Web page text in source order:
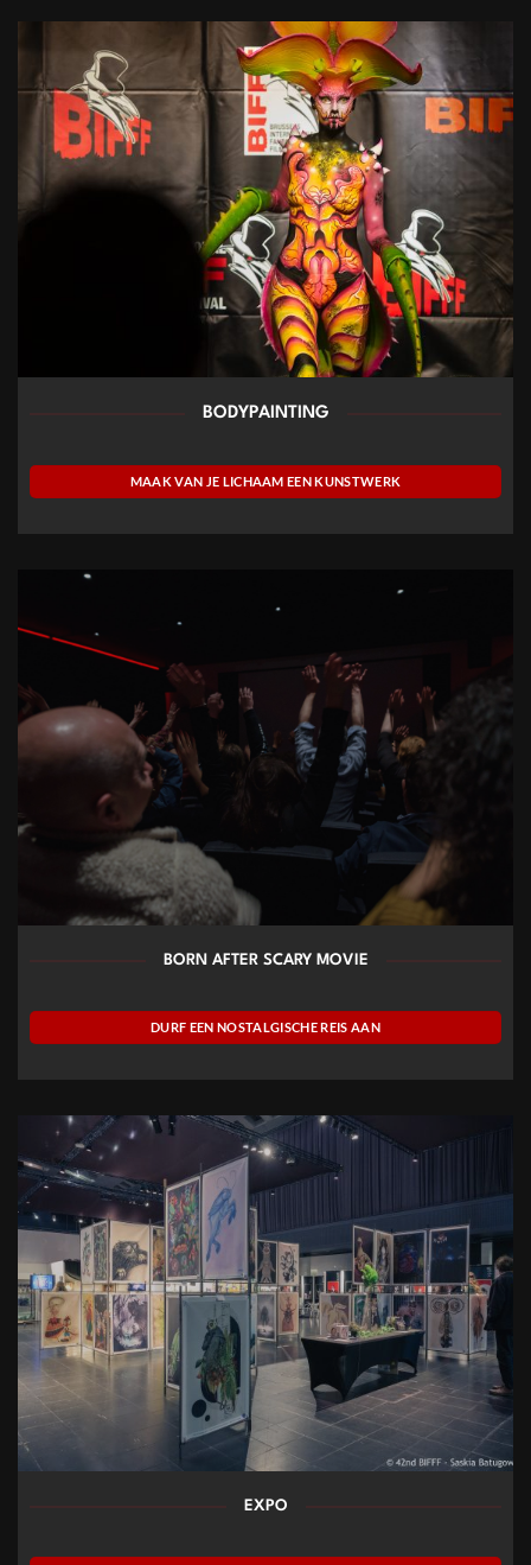
BODYPAINTING
MAAK VAN JE LICHAAM EEN KUNSTWERK
BORN AFTER SCARY MOVIE
DURF EEN NOSTALGISCHE REIS AAN
EXPO